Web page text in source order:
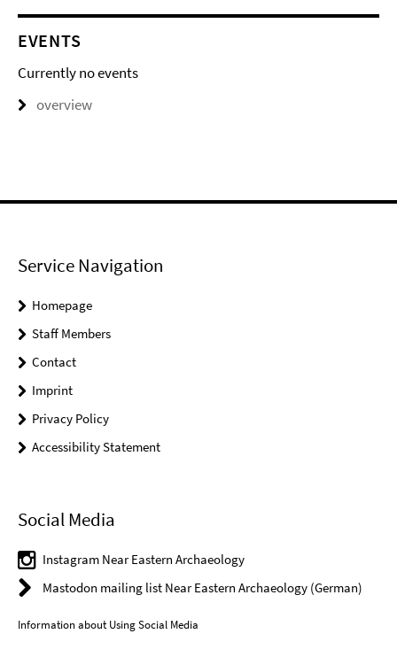
EVENTS
Currently no events
overview
Service Navigation
Homepage
Staff Members
Contact
Imprint
Privacy Policy
Accessibility Statement
Social Media
Instagram Near Eastern Archaeology
Mastodon mailing list Near Eastern Archaeology (German)
Information about Using Social Media